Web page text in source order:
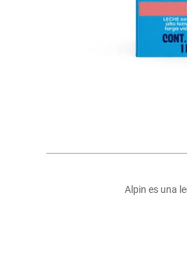
otros
Alpin es una